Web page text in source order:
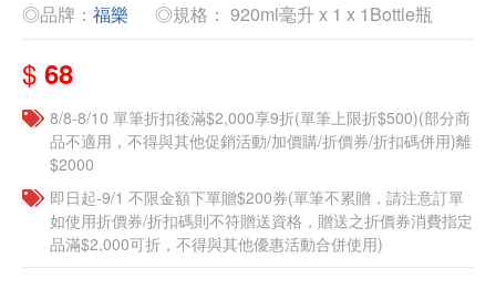
◎品牌： 福樂 ◎規格： 920ml毫升 x 1 x 1Bottle瓶
$ 68
8/8-8/10 單筆折扣後滿$2,000享9折(單筆上限折$500)(部分商
品不適用，不得與其他促銷活動/加價購/折價券/折扣碼併用)離
$2000
即日起-9/1 不限金額下單贈$200券(單筆不累贈，請注意訂單
如使用折價券/折扣碼則不符贈送資格，贈送之折價券消費指定
品滿$2,000可折，不得與其他優惠活動合併使用)